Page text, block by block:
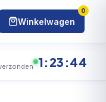
Winkelwagen
0
1:23:44